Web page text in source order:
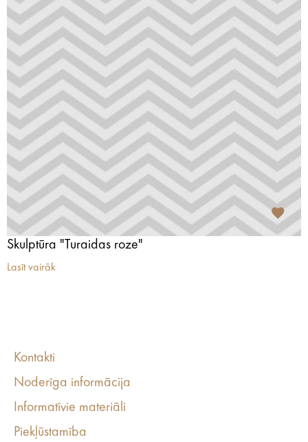
Skulptūra "Turaidas roze"
Lasīt vairāk
Kontakti
Noderīga informācija
Informatīvie materiāli
Piekļūstamība